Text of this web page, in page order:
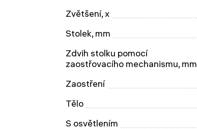
Zvětšení, x
Stolek, mm
Zdvih stolku pomocí
zaostřovacího mechanismu, mm
Zaostření
Tělo
S osvětlením